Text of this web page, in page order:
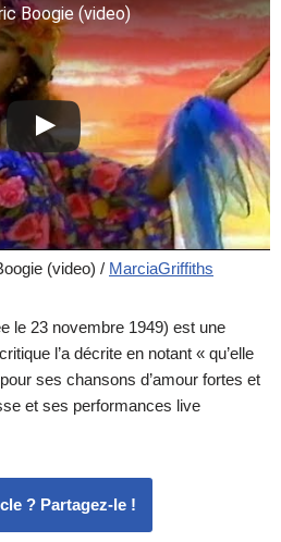
Boogie (video)
(video) / MarciaGriffiths
le 23 novembre 1949) est une
l’a décrite en notant « qu’elle
ses chansons d’amour fortes et
et ses performances live
? Partagez-le !